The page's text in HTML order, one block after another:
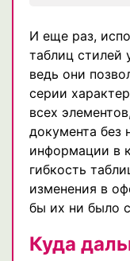
И еще раз,
таблиц стилей
ведь они
серии
всех
документа без
информации в
гибкость
изменения в
бы их ни было
Куда